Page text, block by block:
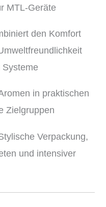
MTL-Geräte
den Komfort
Systeme
in praktischen
Zielgruppen
Verpackung,
und intensiver